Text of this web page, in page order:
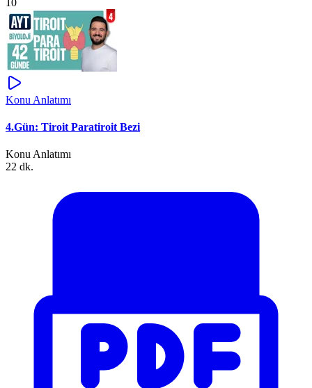
10
Konu Anlatımı
4.Gün: Tiroit Paratiroit Bezi
Konu Anlatımı
22 dk.